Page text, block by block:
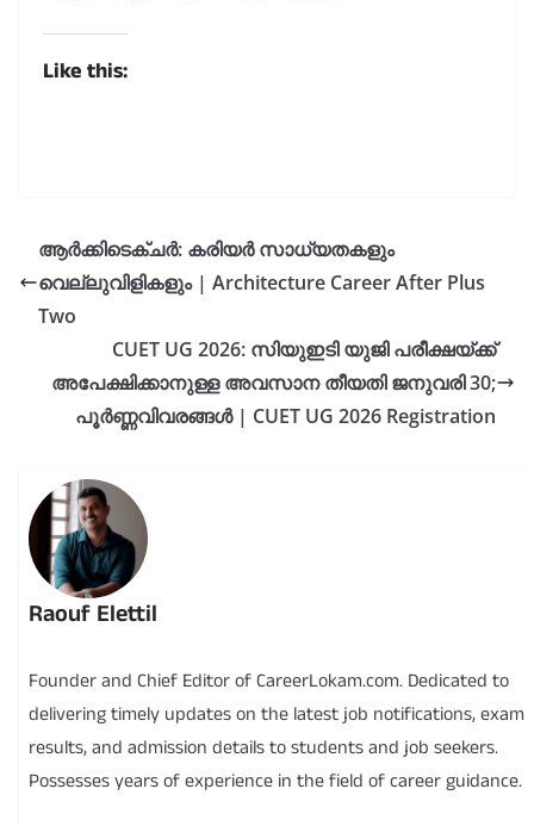
Like this:
ആർക്കിടെക്ചർ: കരിയർ സാധ്യതകളും
വെല്ലുവിളികളും | Architecture Career After Plus
Two
CUET UG 2026: സിയുഇടി യുജി പരീക്ഷയ്ക്ക്
അപേക്ഷിക്കാനുള്ള അവസാന തീയതി ജനുവരി 30;
പൂർണ്ണവിവരങ്ങൾ | CUET UG 2026 Registration
Raouf Elettil
Founder and Chief Editor of CareerLokam.com. Dedicated to
delivering timely updates on the latest job notifications, exam
results, and admission details to students and job seekers.
Possesses years of experience in the field of career guidance.